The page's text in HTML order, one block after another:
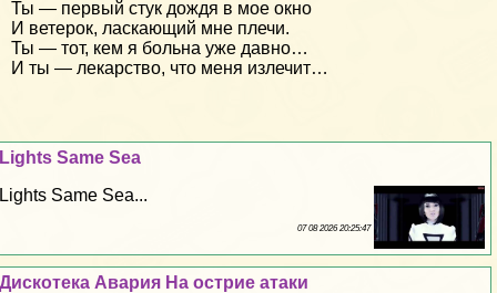
Ты — первый стук дождя в мое окно
И ветерок, ласкающий мне плечи.
Ты — тот, кем я больна уже давно…
И ты — лекарство, что меня излечит…
Lights Same Sea
Lights Same Sea...
07 08 2026 20:25:47
Дискотека Авария На острие атаки